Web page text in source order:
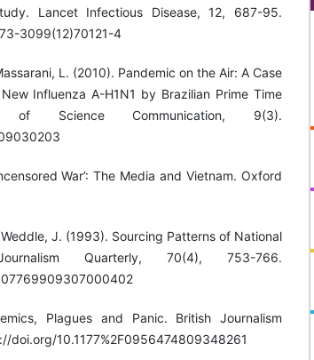
Lancet Infectious Disease, 12, 687-95.
3099(12)70121-4
L. (2010). Pandemic on the Air: A Case
Influenza A-H1N1 by Brazilian Prime Time
Science Communication, 9(3).
War’: The Media and Vietnam. Oxford
Weddle, J. (1993). Sourcing Patterns of National
Quarterly, 70(4), 753-766.
Plagues and Panic. British Journalism
doi.org/10.1177%2F0956474809348261